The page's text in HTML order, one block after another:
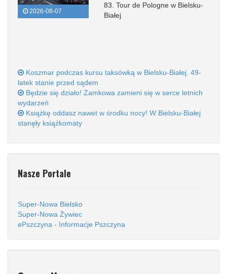
2026-08-07
83. Tour de Pologne w Bielsku-
Białej
Koszmar podczas kursu taksówką w Bielsku-Białej. 49-
latek stanie przed sądem
Będzie się działo! Zamkowa zamieni się w serce letnich
wydarzeń
Książkę oddasz nawet w środku nocy! W Bielsku-Białej
stanęły książkomaty
Nasze Portale
Super-Nowa Bielsko
Super-Nowa Żywiec
ePszczyna - Informacje Pszczyna